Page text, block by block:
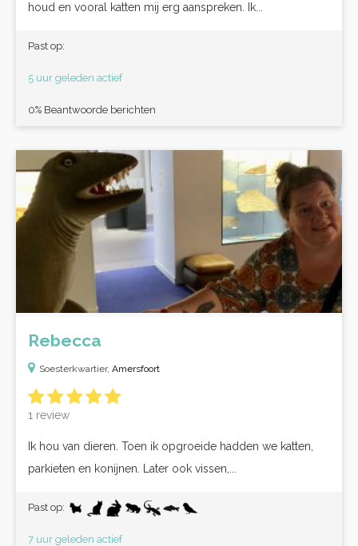
houd en vooral katten mij erg aanspreken. Ik...
Past op:
5 uur geleden actief
0% Beantwoorde berichten
Rebecca
Soesterkwartier, Amersfoort
1 review
Ik hou van dieren. Toen ik opgroeide hadden we katten,
parkieten en konijnen. Later ook vissen,...
Past op:
7 uur geleden actief